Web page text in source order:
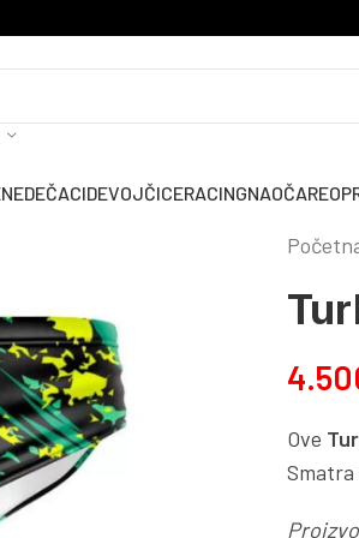
DEČACIDEVOJČICERACINGNAOČARE
Ove
Smatra